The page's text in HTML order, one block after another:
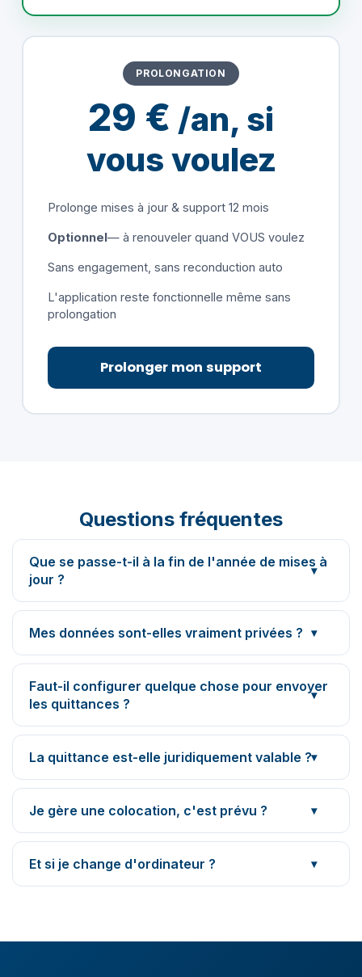
PROLONGATION
29 € /an, si
vous voulez
Prolonge mises à jour & support 12 mois
Optionnel— à renouveler quand VOUS voulez
Sans engagement, sans reconduction auto
L'application reste fonctionnelle même sans
prolongation
Prolonger mon support
Questions fréquentes
Que se passe-t-il à la fin de l'année de mises à
jour ?
Mes données sont-elles vraiment privées ?
Faut-il configurer quelque chose pour envoyer
les quittances ?
La quittance est-elle juridiquement valable ?
Je gère une colocation, c'est prévu ?
Et si je change d'ordinateur ?